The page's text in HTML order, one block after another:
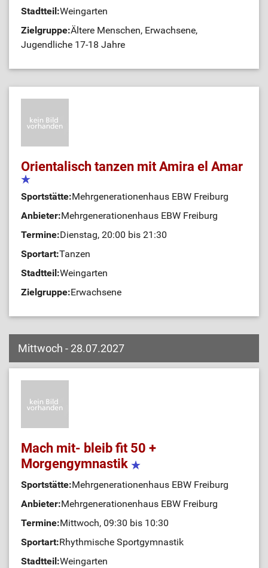
Stadtteil:Weingarten
Zielgruppe:Ältere Menschen, Erwachsene,
Jugendliche 17-18 Jahre
Orientalisch tanzen mit Amira el Amar
Sportstätte:Mehrgenerationenhaus EBW Freiburg
Anbieter:Mehrgenerationenhaus EBW Freiburg
Termine:Dienstag, 20:00 bis 21:30
Sportart:Tanzen
Stadtteil:Weingarten
Zielgruppe:Erwachsene
Mittwoch - 28.07.2027
Mach mit- bleib fit 50 +
Morgengymnastik
Sportstätte:Mehrgenerationenhaus EBW Freiburg
Anbieter:Mehrgenerationenhaus EBW Freiburg
Termine:Mittwoch, 09:30 bis 10:30
Sportart:Rhythmische Sportgymnastik
Stadtteil:Weingarten